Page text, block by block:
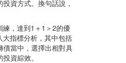
資方式。換句話說，
練，達到1＋1＞2的優
指標分析，其中包括
債當中，選擇出相對具
資綜效。